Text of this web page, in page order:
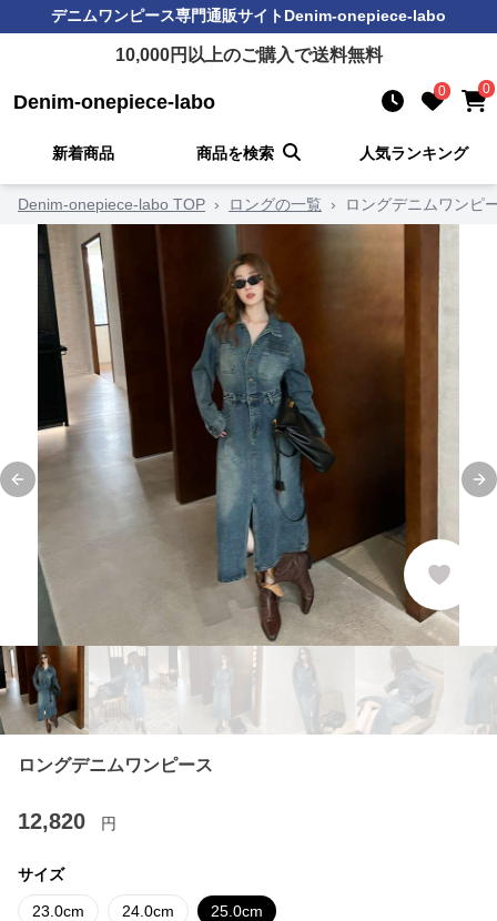
デニムワンピース専門通販サイトDenim-onepiece-labo
10,000円以上のご購入で送料無料
Denim-onepiece-labo 0 0
新着商品 商品を検索 人気ランキング
Denim-onepiece-labo TOP › ロングの一覧 › ロングデニムワンピ
Previous slide
ロングデニムワンピース
12,820 円
サイズ
23.0cm 24.0cm 25.0cm